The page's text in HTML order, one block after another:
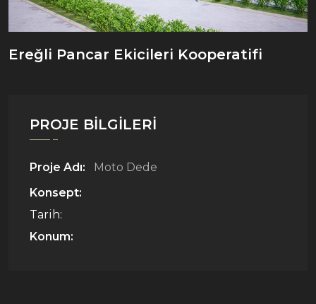
Ereğli Pancar Ekicileri Kooperatifi
PROJE BILGILERI
Proje Adı:
Moto Dede
Konsept:
Tarih:
Konum: